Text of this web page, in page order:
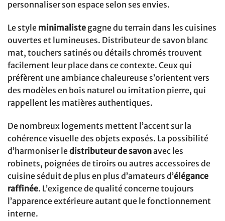
personnaliser son espace selon ses envies.
Le style minimaliste gagne du terrain dans les cuisines
ouvertes et lumineuses. Distributeur de savon blanc
mat, touchers satinés ou détails chromés trouvent
facilement leur place dans ce contexte. Ceux qui
préfèrent une ambiance chaleureuse s’orientent vers
des modèles en bois naturel ou imitation pierre, qui
rappellent les matières authentiques.
De nombreux logements mettent l’accent sur la
cohérence visuelle des objets exposés. La possibilité
d’harmoniser ledistributeur de savonavec les
robinets, poignées de tiroirs ou autres accessoires de
cuisine séduit de plus en plus d’amateurs d’élégance
raffinée. L’exigence de qualité concerne toujours
l’apparence extérieure autant que le fonctionnement
interne.